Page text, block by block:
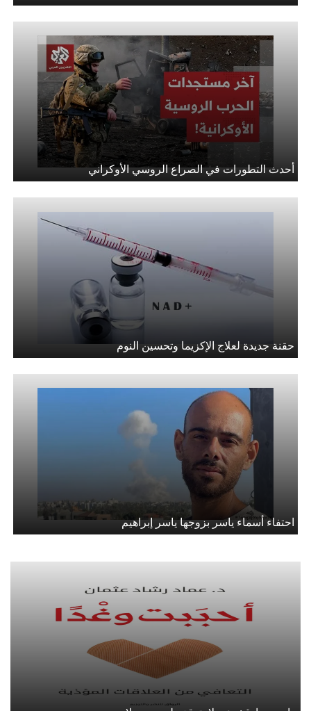
أحدث التطورات في الصراع الروسي الأوكراني
حقنة جديدة لعلاج الإكزيما وتحسين النوم
احتفاء أسماء ياسر بزوجها ياسر إبراهيم